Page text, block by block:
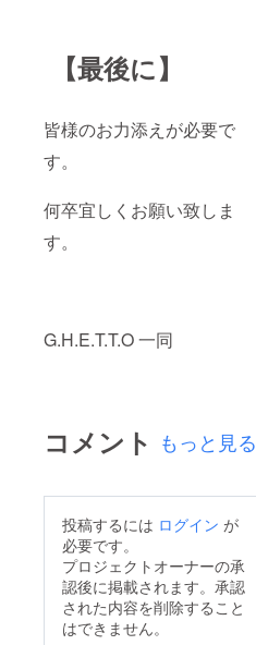
【最後に】
皆様のお力添えが必要で
す。
何卒宜しくお願い致しま
す。
G.H.E.T.T.O 一同
コメント もっと見る
投稿するには ログイン が
必要です。
プロジェクトオーナーの承
認後に掲載されます。承認
された内容を削除すること
はできません。